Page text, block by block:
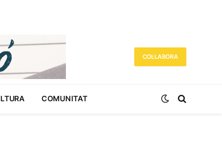
COL·LABORA
COMUNITAT